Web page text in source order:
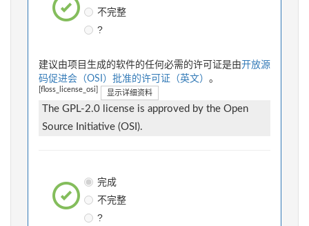
不完整
?
建议由项目生成的软件的任何必需的许可证是由开放源
码促进会（OSI）批准的许可证（英文） 。
[floss_license_osi] 显示详细资料
The GPL-2.0 license is approved by the Open
Source Initiative (OSI).
完成
不完整
?